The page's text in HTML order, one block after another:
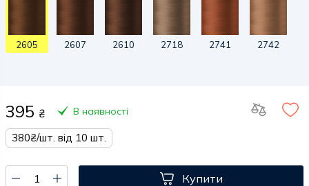
2605 2607 2610 2718 2741 2742
395 ₴ В наявності
380₴/шт. від 10 шт.
Купити